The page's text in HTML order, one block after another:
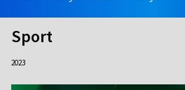
Sport
2023